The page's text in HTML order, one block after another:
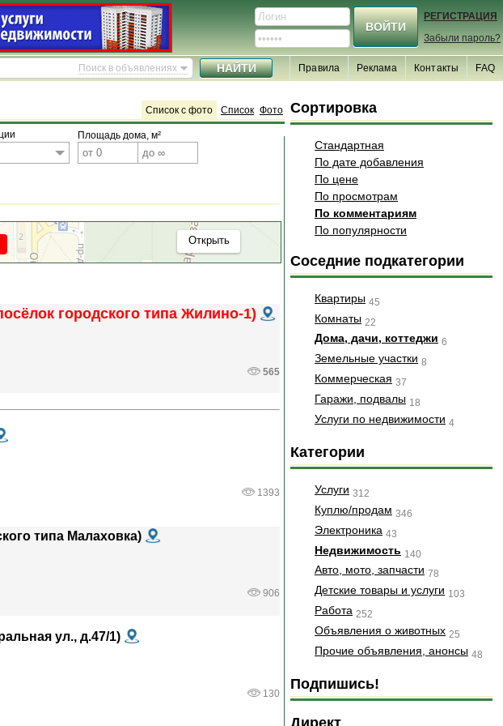
РЕГИСТРАЦИЯ
Забыли пароль?
Поиск в объявлениях FAQ
Контакты
Реклама
Правила
Список с фото Список Фото
Площадь дома, м²
Открыть
городского типа Жилино-1)
565
1393
типа Малаховка)
906
ул., д.47/1)
130
Сортировка
Стандартная
По дате добавления
По цене
По просмотрам
По комментариям
По популярности
Соседние подкатегории
Квартиры 45
Комнаты 22
Дома, дачи, коттеджи 6
Земельные участки 8
Коммерческая 37
Гаражи, подвалы 18
Услуги по недвижимости 4
Категории
Услуги 312
Куплю/продам 346
Электроника 43
Недвижимость 140
Авто, мото, запчасти 78
Детские товары и услуги 103
Работа 252
Объявления о животных 25
Прочие объявления, анонсы 48
Подпишись!